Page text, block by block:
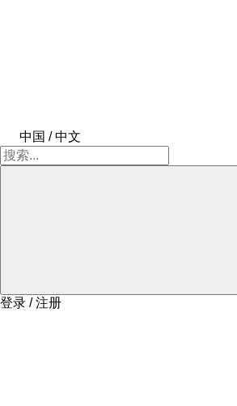
中国 / 中文
登录 / 注册